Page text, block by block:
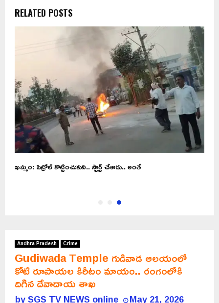
RELATED POSTS
ఖమ్మం: పెట్రోల్ కొట్టించుకుని.. స్టార్ట్ చేశాడు.. అంతే
Andhra Pradesh Crime
Gudiwada Temple గుడివాడ ఆలయంలో
కోటి రూపాయల కిరీటం మాయం.. రంగంలోకి
దిగిన దేవాదాయ శాఖ
bySGS TV NEWS online May 21, 2026